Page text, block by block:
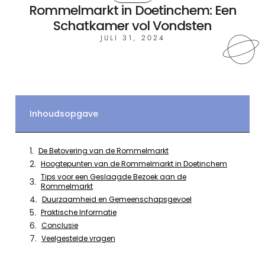
Rommelmarkt in Doetinchem: Een
Schatkamer vol Vondsten
JULI 31, 2024
Inhoudsopgave
De Betovering van de Rommelmarkt
Hoogtepunten van de Rommelmarkt in Doetinchem
Tips voor een Geslaagde Bezoek aan de
Rommelmarkt
Duurzaamheid en Gemeenschapsgevoel
Praktische Informatie
Conclusie
Veelgestelde vragen